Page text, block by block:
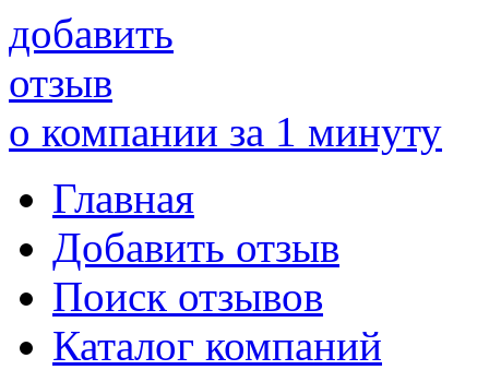
добавить
отзыв
о компании за 1 минуту
Главная
Добавить отзыв
Поиск отзывов
Каталог компаний